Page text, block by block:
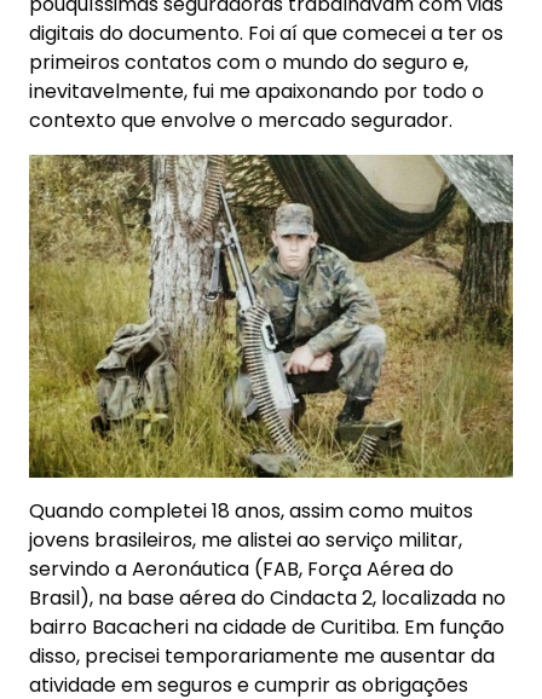
digitais do documento. Foi aí que comecei a ter os
primeiros contatos com o mundo do seguro e,
inevitavelmente, fui me apaixonando por todo o
contexto que envolve o mercado segurador.
Quando completei 18 anos, assim como muitos
jovens brasileiros, me alistei ao serviço militar,
servindo a Aeronáutica (FAB, Força Aérea do
Brasil), na base aérea do Cindacta 2, localizada no
bairro Bacacheri na cidade de Curitiba. Em função
disso, precisei temporariamente me ausentar da
atividade em seguros e cumprir as obrigações